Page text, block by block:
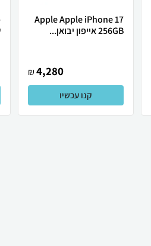
Apple Apple iPhone 17
256GB אייפון יבואן...
4,280
₪
קנו עכשיו